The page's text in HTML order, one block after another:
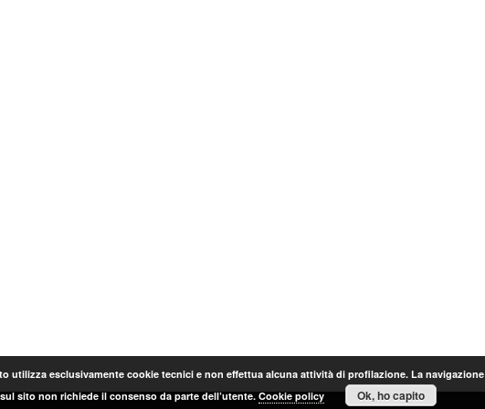
utilizza esclusivamente cookie tecnici e non effettua alcuna attività di profilazione. La navigazione
sul sito non richiede il consenso da parte dell’utente.Cookie policy Ok, ho capito